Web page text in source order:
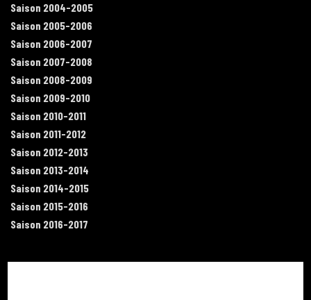
Saison 2004-2005
Saison 2005-2006
Saison 2006-2007
Saison 2007-2008
Saison 2008-2009
Saison 2009-2010
Saison 2010-2011
Saison 2011-2012
Saison 2012-2013
Saison 2013-2014
Saison 2014-2015
Saison 2015-2016
Saison 2016-2017